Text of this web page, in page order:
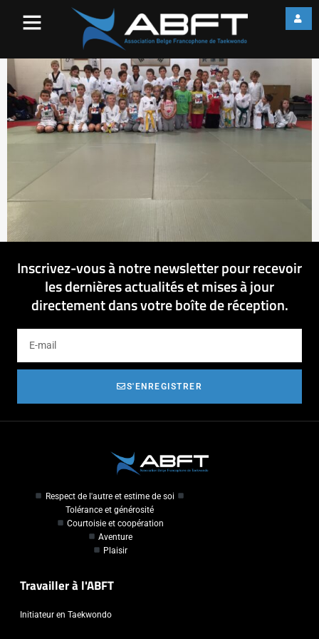
Inscrivez-vous à notre newsletter pour recevoir
les dernières actualités et mises à jour
directement dans votre boîte de réception.
S'ENREGISTRER
Respect de l'autre et estime de soi
Tolérance et générosité
Courtoisie et coopération
Aventure
Plaisir
Travailler à l'ABFT
Initiateur en Taekwondo